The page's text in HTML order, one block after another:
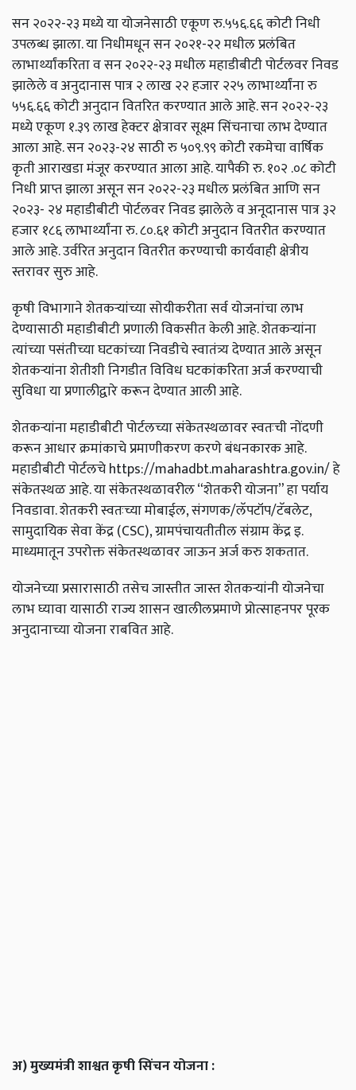
सन २०२२-२३ मध्ये या योजनेसाठी एकूण रु.५५६.६६ कोटी निधी
उपलब्ध झाला. या निधीमधून सन २०२१-२२ मधील प्रलंबित
लाभार्थ्यांकरिता व सन २०२२-२३ मधील महाडीबीटी पोर्टलवर निवड
झालेले व अनुदानास पात्र २ लाख २२ हजार २२५ लाभार्थ्यांना रु
५५६.६६ कोटी अनुदान वितरित करण्यात आले आहे. सन २०२२-२३
मध्ये एकूण १.३९ लाख हेक्टर क्षेत्रावर सूक्ष्म सिंचनाचा लाभ देण्यात
आला आहे. सन २०२३-२४ साठी रु ५०९.९९ कोटी रकमेचा वार्षिक
कृती आराखडा मंजूर करण्यात आला आहे. यापैकी रु. १०२ .०८ कोटी
निधी प्राप्त झाला असून सन २०२२-२३ मधील प्रलंबित आणि सन
२०२३- २४ महाडीबीटी पोर्टलवर निवड झालेले व अनूदानास पात्र ३२
हजार १८६ लाभार्थ्यांना रु. ८०.६१ कोटी अनुदान वितरीत करण्यात
आले आहे. उर्वरित अनुदान वितरीत करण्याची कार्यवाही क्षेत्रीय
स्तरावर सुरु आहे.
कृषी विभागाने शेतकऱ्यांच्या सोयीकरीता सर्व योजनांचा लाभ
देण्यासाठी महाडीबीटी प्रणाली विकसीत केली आहे. शेतकऱ्यांना
त्यांच्या पसंतीच्या घटकांच्या निवडीचे स्वातंत्र्य देण्यात आले असून
शेतकऱ्यांना शेतीशी निगडीत विविध घटकांकरिता अर्ज करण्याची
सुविधा या प्रणालीद्वारे करून देण्यात आली आहे.
शेतकऱ्यांना महाडीबीटी पोर्टलच्या संकेतस्थळावर स्वतःची नोंदणी
करून आधार क्रमांकाचे प्रमाणीकरण करणे बंधनकारक आहे.
महाडीबीटी पोर्टलचे https://mahadbt.maharashtra.gov.in/ हे
संकेतस्थळ आहे. या संकेतस्थळावरील “शेतकरी योजना” हा पर्याय
निवडावा‌. शेतकरी स्वतःच्या मोबाईल, संगणक/लॅपटॉप/टॅबलेट,
सामुदायिक सेवा केंद्र (CSC), ग्रामपंचायतीतील संग्राम केंद्र इ.
माध्यमातून उपरोक्त संकेतस्थळावर जाऊन अर्ज करु शकतात.
योजनेच्या प्रसारासाठी तसेच जास्तीत जास्त शेतकऱ्यांनी योजनेचा
लाभ घ्यावा यासाठी राज्य शासन खालीलप्रमाणे प्रोत्साहनपर पूरक
अनुदानाच्या योजना राबवित आहे.
अ) मुख्यमंत्री शाश्वत कृषी सिंचन योजना :